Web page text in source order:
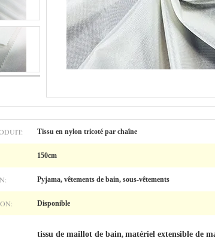
Tissu en nylon tricoté par chaîne
150cm
Pyjama, vêtements de bain, sous-vêtements
Disponible
tissu de maillot de bain, matériel extensible de